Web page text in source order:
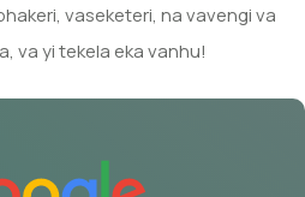
vaseketeri, na vavengi va
va yi tekela eka vanhu!